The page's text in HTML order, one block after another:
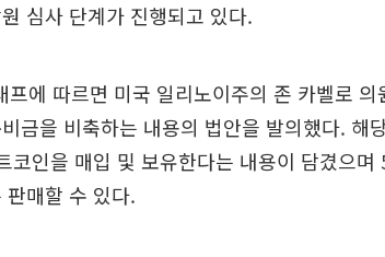
심사 단계가 진행되고 있다.
프에 따르면 미국 일리노이주의 존 카벨로
금을 비축하는 내용의 법안을 발의했다. 해
코인을 매입 및 보유한다는 내용이 담겼으
판매할 수 있다.